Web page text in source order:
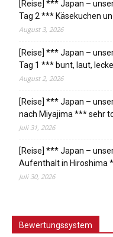
[Reise] *** Japan –
Tag 2 *** Käsekuchen
August 3, 2026
[Reise] *** Japan –
Tag 1 *** bunt, laut,
August 2, 2026
[Reise] *** Japan –
nach Miyajima *** sehr
Juli 31, 2026
[Reise] *** Japan –
Aufenthalt in Hiroshima
Juli 30, 2026
Bewertungssystem